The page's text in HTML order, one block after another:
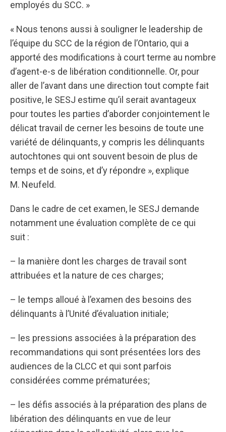
employés du SCC. »
« Nous tenons aussi à souligner le leadership de
l’équipe du SCC de la région de l’Ontario, qui a
apporté des modifications à court terme au nombre
d’agent-e-s de libération conditionnelle. Or, pour
aller de l’avant dans une direction tout compte fait
positive, le SESJ estime qu’il serait avantageux
pour toutes les parties d’aborder conjointement le
délicat travail de cerner les besoins de toute une
variété de délinquants, y compris les délinquants
autochtones qui ont souvent besoin de plus de
temps et de soins, et d’y répondre », explique
M. Neufeld.
Dans le cadre de cet examen, le SESJ demande
notamment une évaluation complète de ce qui
suit :
– la manière dont les charges de travail sont
attribuées et la nature de ces charges;
– le temps alloué à l’examen des besoins des
délinquants à l’Unité d’évaluation initiale;
– les pressions associées à la préparation des
recommandations qui sont présentées lors des
audiences de la CLCC et qui sont parfois
considérées comme prématurées;
– les défis associés à la préparation des plans de
libération des délinquants en vue de leur